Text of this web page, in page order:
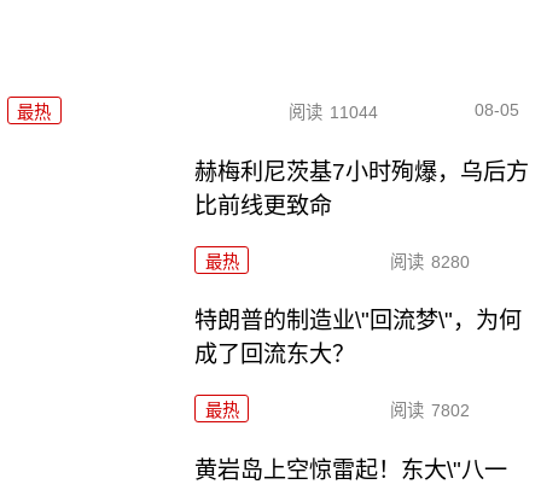
最热 阅读 11044 08-05
赫梅利尼茨基7小时殉爆，乌后方
比前线更致命
最热 阅读 8280
特朗普的制造业\"回流梦\"，为何
成了回流东大？
最热 阅读 7802
黄岩岛上空惊雷起！东大\"八一